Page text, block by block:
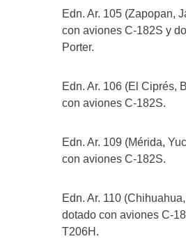
Edn. Ar. 105 (Zapopan,
con aviones C-182S y
Porter.
Edn. Ar. 106 (El Ciprés,
con aviones C-182S.
Edn. Ar. 109 (Mérida,
con aviones C-182S.
Edn. Ar. 110
dotado con aviones C-
T206H.